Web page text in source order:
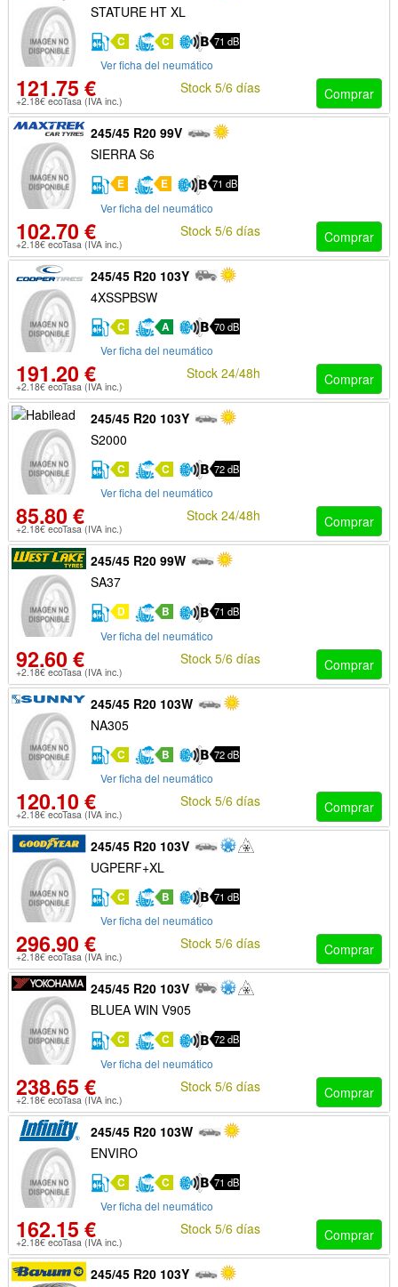
STATURE HT XL
C C 71 dB
Ver ficha del neumático
121.75 €
+2.18€ ecoTasa (IVA inc.) Comprar
Stock 5/6 días
245/45 R20 99V
SIERRA S6
E E 71 dB
Ver ficha del neumático
102.70 €
+2.18€ ecoTasa (IVA inc.) Comprar
Stock 5/6 días
245/45 R20 103Y
4XSSPBSW
C A 70 dB
Ver ficha del neumático
191.20 €
+2.18€ ecoTasa (IVA inc.) Comprar
Stock 24/48h
245/45 R20 103Y
S2000
C C 72 dB
Ver ficha del neumático
85.80 €
+2.18€ ecoTasa (IVA inc.) Comprar
Stock 24/48h
245/45 R20 99W
SA37
D B 71 dB
Ver ficha del neumático
92.60 €
+2.18€ ecoTasa (IVA inc.) Comprar
Stock 5/6 días
245/45 R20 103W
NA305
C B 72 dB
Ver ficha del neumático
120.10 €
+2.18€ ecoTasa (IVA inc.) Comprar
Stock 5/6 días
245/45 R20 103V
UGPERF+XL
C B 71 dB
Ver ficha del neumático
296.90 €
+2.18€ ecoTasa (IVA inc.) Comprar
Stock 5/6 días
245/45 R20 103V
BLUEA WIN V905
C C 72 dB
Ver ficha del neumático
238.65 €
+2.18€ ecoTasa (IVA inc.) Comprar
Stock 5/6 días
245/45 R20 103W
ENVIRO
C C 71 dB
Ver ficha del neumático
162.15 €
+2.18€ ecoTasa (IVA inc.) Comprar
Stock 5/6 días
245/45 R20 103Y